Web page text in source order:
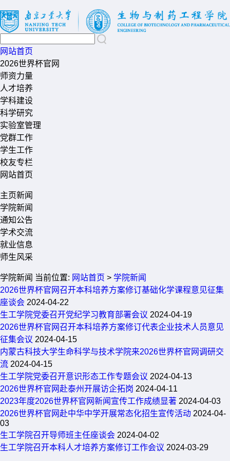
网站首页
2026世界杯官网
师资力量
人才培养
学科建设
科学研究
实验室管理
党群工作
学生工作
校友专栏
网站首页
主页新闻
学院新闻
通知公告
学术交流
就业信息
师生风采
学院新闻 当前位置: 网站首页 > 学院新闻
2026世界杯官网召开本科培养方案修订基础化学课程意见征集
座谈会 2024-04-22
生工学院党委召开党纪学习教育部署会议 2024-04-19
2026世界杯官网召开本科培养方案修订代表企业技术人员意见
征集会议 2024-04-15
内蒙古科技大学生命科学与技术学院来2026世界杯官网调研交
流 2024-04-15
生工学院党委召开意识形态工作专题会议 2024-04-13
2026世界杯官网赴泰州开展访企拓岗 2024-04-11
2023年度2026世界杯官网新闻宣传工作成绩显著 2024-04-03
2026世界杯官网赴中华中学开展常态化招生宣传活动 2024-04-
03
生工学院召开导师班主任座谈会 2024-04-02
生工学院召开本科人才培养方案修订工作会议 2024-03-29